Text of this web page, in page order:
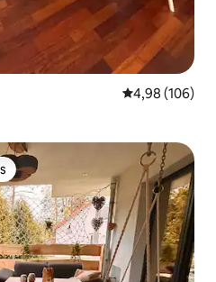
Évaluation
4,98 (106)
plus appréciés